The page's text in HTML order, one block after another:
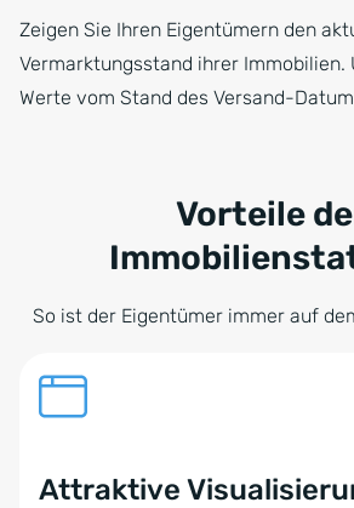
Zeigen Sie Ihren Eigentümern den
Vermarktungsstand ihrer Immobilien.
Werte vom Stand des Versand-
Vorteile
So ist der Eigentümer immer auf
Attraktive